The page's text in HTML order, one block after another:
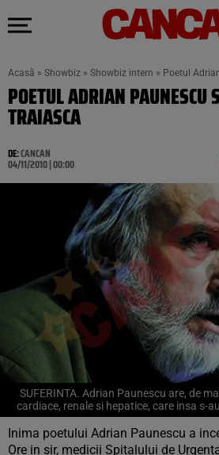
Acasă » Showbiz » Showbiz intern » Poetul
POETUL ADRIAN PAUNESCU
TRAIASCA
DE:CANCAN
04/11/2010 | 00:00
SUFERINTA. Adrian Paunescu are, de
cardiace, renale si hepatice, care insa s-
Inima poetului Adrian Paunescu a
Ore in sir, medicii Spitalului de